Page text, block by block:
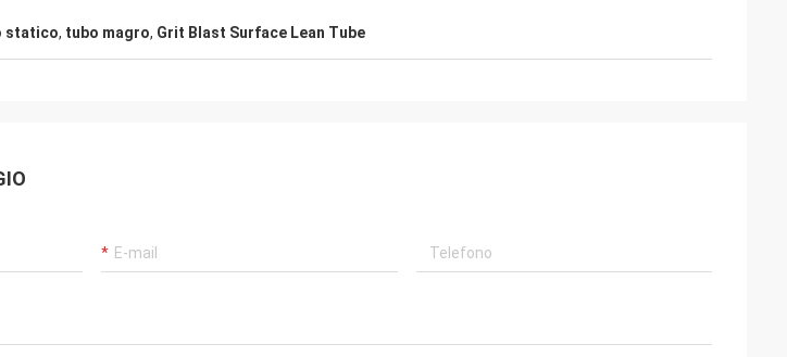
statico, tubo magro, Grit Blast Surface Lean Tube